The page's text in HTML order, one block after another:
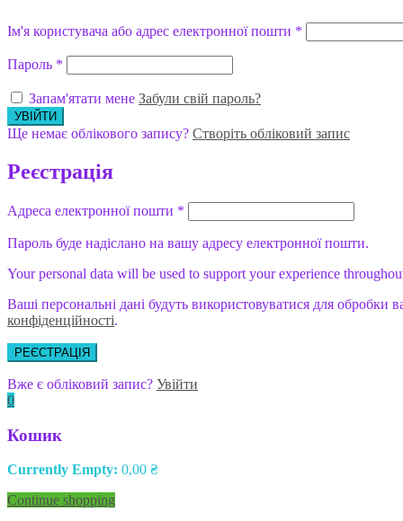
Ім'я користувача або адрес електронної пошти *
Пароль *
Запам'ятати мене Забули свій пароль?
Ще немає облікового запису? Створіть обліковий запис
Реєстрація
Адреса електронної пошти *
Пароль буде надіслано на вашу адресу електронної пошти.
Your personal data will be used to support your experience
Ваші персональні дані будуть використовуватися для
конфіденційності.
РЕЄСТРАЦІЯ
Вже є обліковий запис? Увійти
0
Кошик
Currently Empty: 0,00 ₴
Continue shopping